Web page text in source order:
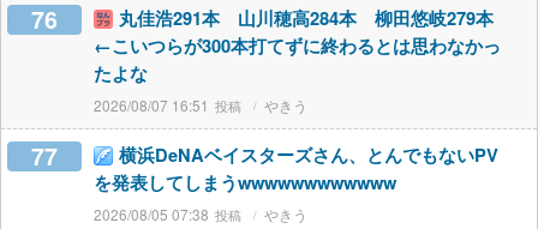
76
丸佳浩291本 山川穂高284本 柳田悠岐279本
←こいつらが300本打てずに終わるとは思わなかっ
たよな
2026/08/07 16:51 やきう
77
横浜DeNAベイスターズさん、とんでもないPV
を発表してしまうwwwwwwwwwwww
2026/08/05 07:38 やきう